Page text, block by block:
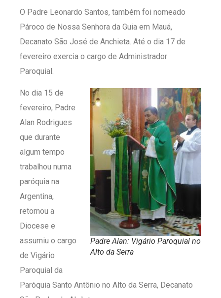
O Padre Leonardo Santos, também foi nomeado
Pároco de Nossa Senhora da Guia em Mauá,
Decanato São José de Anchieta. Até o dia 17 de
fevereiro exercia o cargo de Administrador
Paroquial.
Padre Alan: Vigário Paroquial no
Alto da Serra
No dia 15 de
fevereiro, Padre
Alan Rodrigues
que durante
algum tempo
trabalhou numa
paróquia na
Argentina,
retornou a
Diocese e
assumiu o cargo
de Vigário
Paroquial da
Paróquia Santo Antônio no Alto da Serra, Decanato